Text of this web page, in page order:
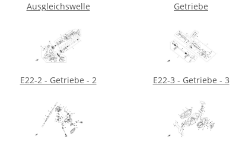
Ausgleichswelle
Getriebe
E22-2 - Getriebe - 2 E22-3 - Getriebe - 3